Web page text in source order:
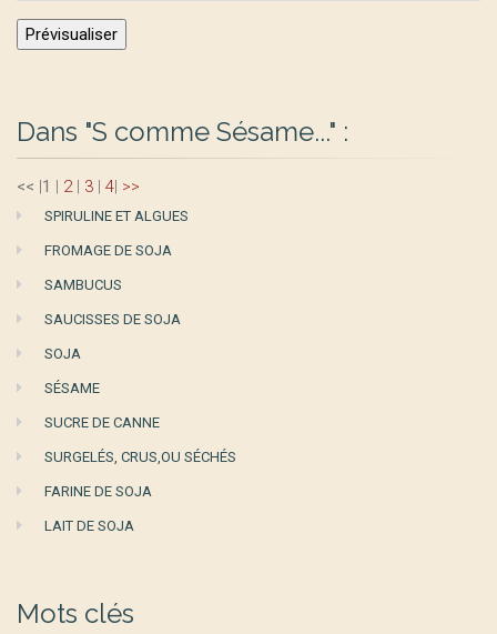
Dans "S comme Sésame..." :
<< |1 | 2 | 3 | 4| >>
SPIRULINE ET ALGUES
FROMAGE DE SOJA
SAMBUCUS
SAUCISSES DE SOJA
SOJA
SÉSAME
SUCRE DE CANNE
SURGELÉS, CRUS,OU SÉCHÉS
FARINE DE SOJA
LAIT DE SOJA
Mots clés